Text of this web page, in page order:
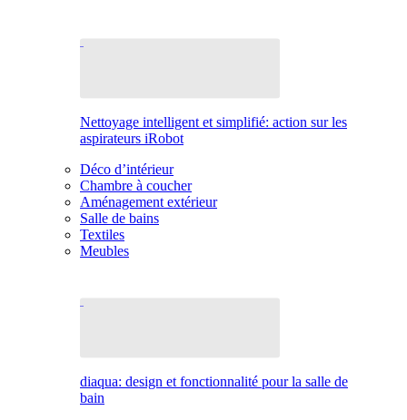
Nettoyage intelligent et simplifié: action sur les
aspirateurs iRobot
Déco d’intérieur
Chambre à coucher
Aménagement extérieur
Salle de bains
Textiles
Meubles
diaqua: design et fonctionnalité pour la salle de
bain